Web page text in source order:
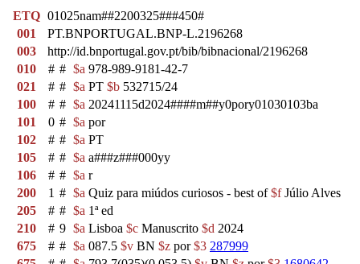
ETQ 01025nam##2200325###450#
001
PT.BNPORTUGAL.BNP-L.2196268
003
http://id.bnportugal.gov.pt/bib/bibnacional/2196268
010
# # $a 978-989-9181-42-7
021
# # $a PT $b 532715/24
100
# # $a 20241115d2024####m##y0pory01030103ba
101
0 # $a por
102
# # $a PT
105
# # $a a###z###000yy
106
# # $a r
200
1 # $a Quiz para miúdos curiosos - best of$fJúlio Alves
205
# # $a 1ª ed
210
# 9 $a Lisboa $c Manuscrito $d 2024
675
# # $a 087.5 $v BN $z por$3 287999